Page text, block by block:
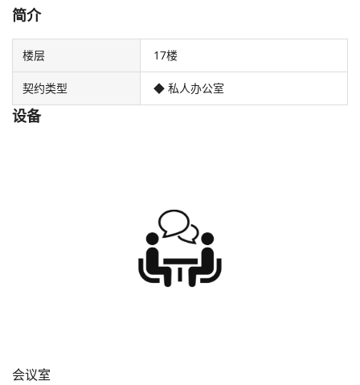
简介
楼层 17楼
契约类型 ◆ 私人办公室
设备
会议室